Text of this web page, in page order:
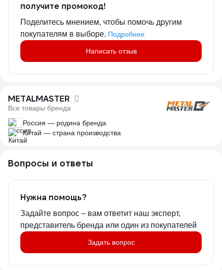
получите промокод!
Поделитесь мнением, чтобы помочь другим
покупателям в выборе. Подробнее
Написать отзыв
METALMASTER
Все товары бренда
Россия — родина бренда
Китай — страна производства
Вопросы и ответы
Нужна помощь?
Задайте вопрос – вам ответит наш эксперт,
представитель бренда или один из покупателей
Задать вопрос